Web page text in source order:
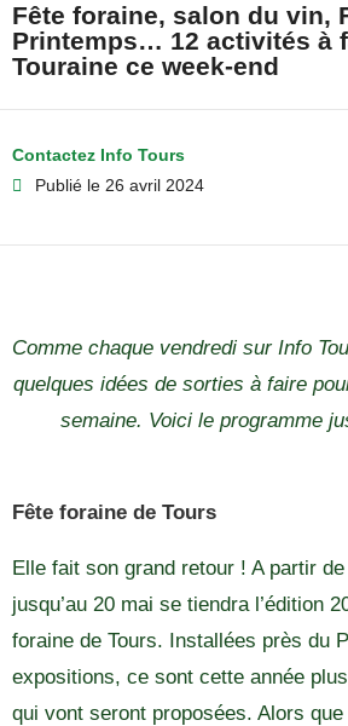
Fête foraine, salon du vin,
Printemps… 12 activités à
Touraine ce week-end
Contactez Info Tours
Publié le 26 avril 2024
Comme chaque vendredi sur Info
quelques idées de sorties à faire
semaine. Voici le programme
Fête foraine de Tours
Elle fait son grand retour ! A partir
jusqu’au 20 mai se tiendra l’édition
foraine de Tours. Installées près du
expositions, ce sont cette année
qui vont seront proposées. Alors